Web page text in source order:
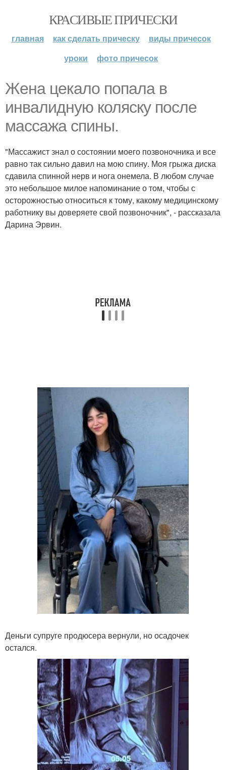
КРАСИВЫЕ ПРИЧЕСКИ
главная как сделать прическу
виды причесок
уроки
фото причесок
Жена цекало попала в
инвалидную коляску после
массажа спины.
"Массажист знал о состоянии моего позвоночника и все
равно так сильно давил на мою спину. Моя грыжа диска
сдавила спинной нерв и нога онемела. В любом случае
это небольшое милое напоминание о том, чтобы с
осторожностью относиться к тому, какому медицинскому
работнику вы доверяете свой позвоночник", - рассказала
Дарина Эрвин.
Деньги супруге продюсера вернули, но осадочек
остался.